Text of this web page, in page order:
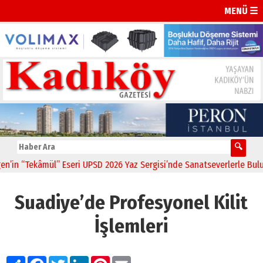
MENÜ ☰
Eseri UPSD 2026 Yaz Sergisi’nde Sanatseverlerle Buluştu
Suadiye’de Profesyonel Kilit
İşlemleri